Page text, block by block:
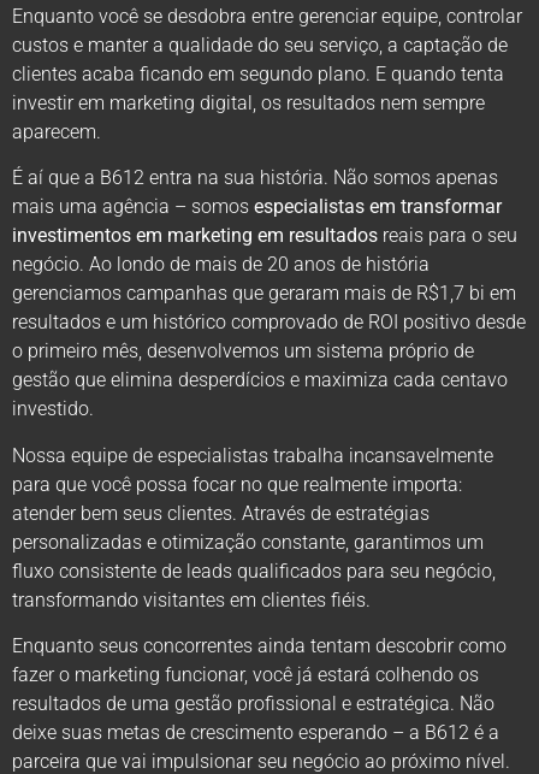
Enquanto você se desdobra entre gerenciar equipe, controlar
custos e manter a qualidade do seu serviço, a captação de
clientes acaba ficando em segundo plano. E quando tenta
investir em marketing digital, os resultados nem sempre
aparecem.
É aí que a B612 entra na sua história. Não somos apenas
mais uma agência – somos especialistas em transformar
investimentos em marketing em resultados reais para o seu
negócio. Ao londo de mais de 20 anos de história
gerenciamos campanhas que geraram mais de R$1,7 bi em
resultados e um histórico comprovado de ROI positivo desde
o primeiro mês, desenvolvemos um sistema próprio de
gestão que elimina desperdícios e maximiza cada centavo
investido.
Nossa equipe de especialistas trabalha incansavelmente
para que você possa focar no que realmente importa:
atender bem seus clientes. Através de estratégias
personalizadas e otimização constante, garantimos um
fluxo consistente de leads qualificados para seu negócio,
transformando visitantes em clientes fiéis.
Enquanto seus concorrentes ainda tentam descobrir como
fazer o marketing funcionar, você já estará colhendo os
resultados de uma gestão profissional e estratégica. Não
deixe suas metas de crescimento esperando – a B612 é a
parceira que vai impulsionar seu negócio ao próximo nível.